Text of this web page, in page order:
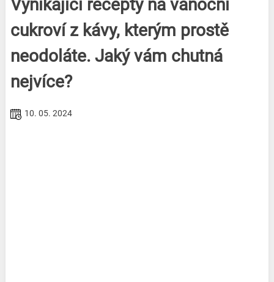
Vynikající recepty na vánoční
cukroví z kávy, kterým prostě
neodoláte. Jaký vám chutná
nejvíce?
10. 05. 2024